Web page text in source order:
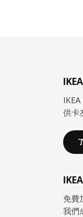
供卡
免費
我們